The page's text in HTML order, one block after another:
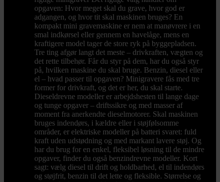
opgaven: Hvor meget skal du grave, hvor god er
adgangen, og hvor tit skal maskinen bruges? En
kompakt mini gravemaskine er nem at manøvrere i en
smal indkørsel eller gennem en havelåge, mens en
kraftigere model tager de store ryk på byggepladsen.
Tre ting afgør langt det meste – drivkraften, vægten og
det rette tilbehør. Får du styr på dem, har du også styr
på, hvilken maskine du skal bruge. Benzin, diesel eller
el – hvad passer til opgaven? Minigravere fås med tre
former for drivkraft, og det er her, du skal starte.
Dieseldrevne modeller er arbejdshesten til lange dage
og tunge opgaver – driftssikre og med masser af
moment fra anerkendte dieselmotorer. Skal maskinen
bruges indendørs, i kældre eller i støjfølsomme
områder, er elektriske modeller på batteri svaret: fuld
kraft uden udstødning og med markant lavere støj. Og
har du brug for en enkel, fleksibel løsning til de mindre
opgaver, finder du også benzindrevne modeller. Kort
sagt: vælg diesel til drift og holdbarhed, el til indendørs
og støjfrit, benzin til det lette og fleksible. Størrelse og